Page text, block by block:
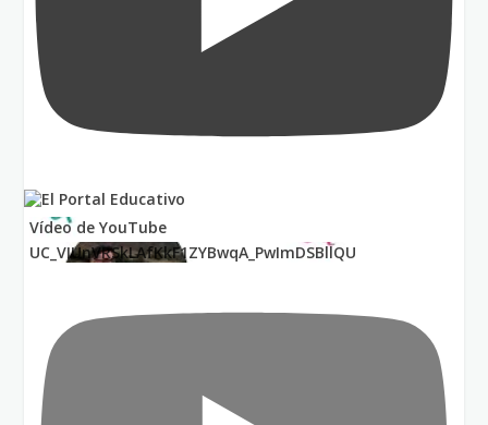
Vídeo de YouTube
UC_VIUnVRSkLAfKkF1ZYBwqA_PwImDSBllQU